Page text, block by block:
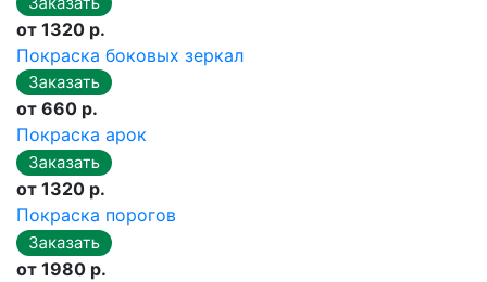
от 1320 р.
Покраска боковых зеркал
от 660 р.
Покраска арок
от 1320 р.
Покраска порогов
от 1980 р.